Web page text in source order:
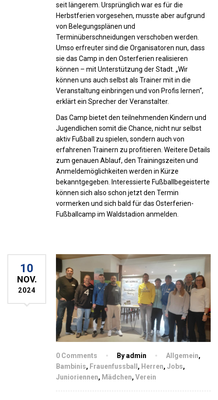
seit längerem. Ursprünglich war es für die
Herbstferien vorgesehen, musste aber aufgrund
von Belegungsplänen und
Terminüberschneidungen verschoben werden.
Umso erfreuter sind die Organisatoren nun, dass
sie das Camp in den Osterferien realisieren
können – mit Unterstützung der Stadt. „Wir
können uns auch selbst als Trainer mit in die
Veranstaltung einbringen und von Profis lernen“,
erklärt ein Sprecher der Veranstalter.
Das Camp bietet den teilnehmenden Kindern und
Jugendlichen somit die Chance, nicht nur selbst
aktiv Fußball zu spielen, sondern auch von
erfahrenen Trainern zu profitieren. Weitere Details
zum genauen Ablauf, den Trainingszeiten und
Anmeldemöglichkeiten werden in Kürze
bekanntgegeben. Interessierte Fußballbegeisterte
können sich also schon jetzt den Termin
vormerken und sich bald für das Osterferien-
Fußballcamp im Waldstadion anmelden.
10
NOV.
2024
0 Comments By admin Allgemein,
Bambinis, Frauenfussball , Herren, Jobs,
Junioriennen, Mädchen, Verein